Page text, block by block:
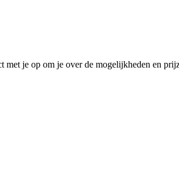
je op om je over de mogelijkheden en